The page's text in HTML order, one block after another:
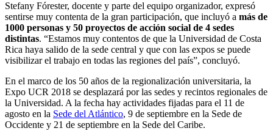
Stefany Fórester, docente y parte del equipo organizador, expresó
sentirse muy contenta de la gran participación, que incluyó a más de
1000 personas y 50 proyectos de acción social de 4 sedes
distintas. “Estamos muy contentos de que la Universidad de Costa
Rica haya salido de la sede central y que con las expos se puede
visibilizar el trabajo en todas las regiones del país”, concluyó.
En el marco de los 50 años de la regionalización universitaria, la
Expo UCR 2018 se desplazará por las sedes y recintos regionales de
la Universidad. A la fecha hay actividades fijadas para el 11 de
agosto en la Sede del Atlántico, 9 de septiembre en la Sede de
Occidente y 21 de septiembre en la Sede del Caribe.